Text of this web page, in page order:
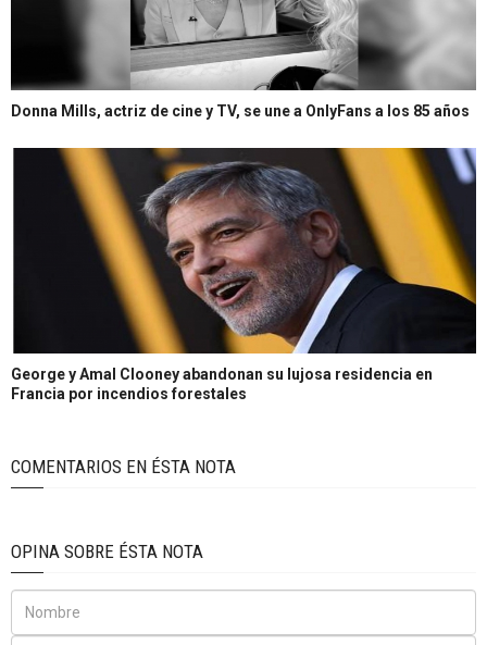
Donna Mills, actriz de cine y TV, se une a OnlyFans a los 85 años
George y Amal Clooney abandonan su lujosa residencia en
Francia por incendios forestales
COMENTARIOS EN ÉSTA NOTA
OPINA SOBRE ÉSTA NOTA